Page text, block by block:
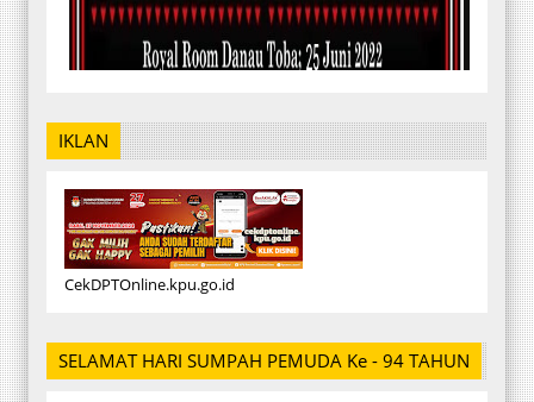
IKLAN
CekDPTOnline.kpu.go.id
SELAMAT HARI SUMPAH PEMUDA Ke - 94 TAHUN